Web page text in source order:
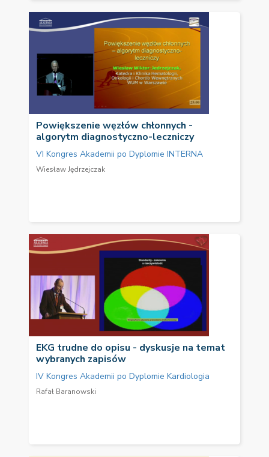
Powiększenie węzłów chłonnych -
algorytm diagnostyczno-leczniczy
VI Kongres Akademii po Dyplomie INTERNA
Wiesław Jędrzejczak
EKG trudne do opisu - dyskusje na temat
wybranych zapisów
IV Kongres Akademii po Dyplomie Kardiologia
Rafał Baranowski